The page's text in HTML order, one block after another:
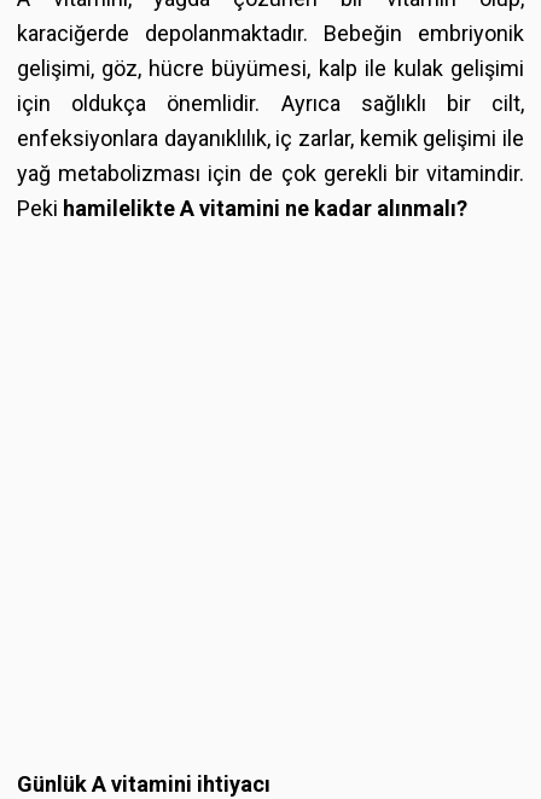
karaciğerde depolanmaktadır. Bebeğin embriyonik
gelişimi, göz, hücre büyümesi, kalp ile kulak gelişimi
için oldukça önemlidir. Ayrıca sağlıklı bir cilt,
enfeksiyonlara dayanıklılık, iç zarlar, kemik gelişimi ile
yağ metabolizması için de çok gerekli bir vitamindir.
Peki hamilelikte A vitamini ne kadar alınmalı?
Günlük A vitamini ihtiyacı